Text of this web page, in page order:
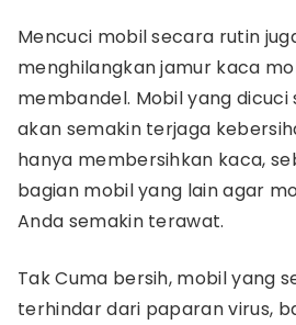
Mencuci mobil secara rutin
menghilangkan jamur kaca
membandel. Mobil yang
akan semakin terjaga
hanya membersihkan kaca,
bagian mobil yang lain agar
Anda semakin terawat.
Tak Cuma bersih, mobil yang
terhindar dari paparan virus,